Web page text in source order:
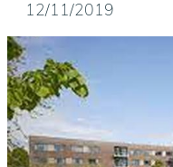
12/11/2019